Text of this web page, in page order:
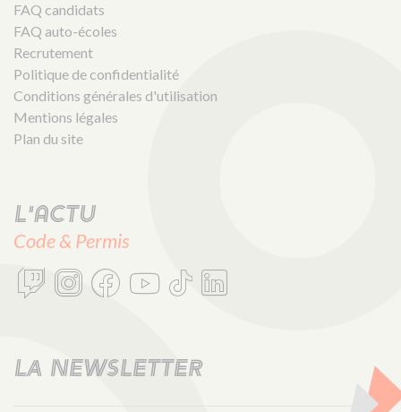
FAQ candidats
FAQ auto-écoles
Recrutement
Politique de confidentialité
Conditions générales d'utilisation
Mentions légales
Plan du site
L'actu
Code & Permis
LA NEWSLETTER